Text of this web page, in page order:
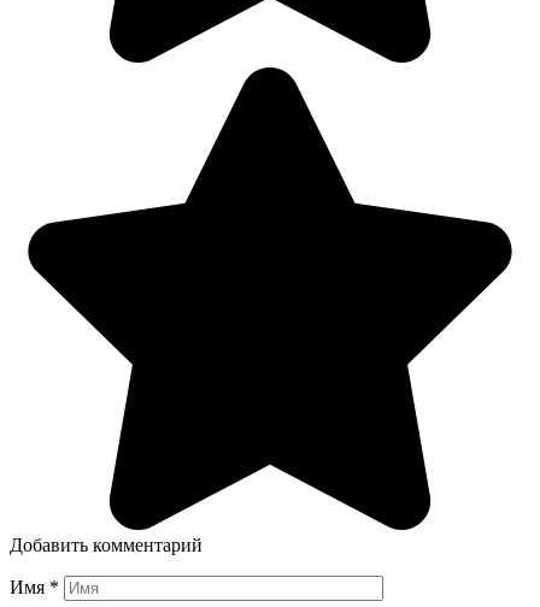
Добавить комментарий
Имя *